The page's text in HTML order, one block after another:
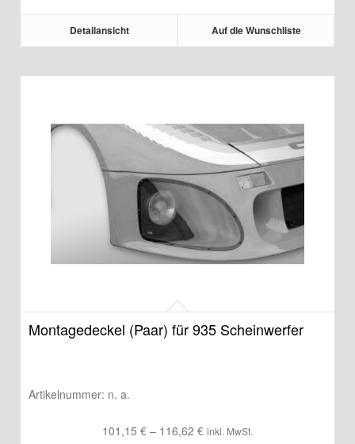
Detailansicht Auf die Wunschliste
Montagedeckel (Paar) für 935 Scheinwerfer
Artikelnummer: n. a.
101,15 € – 116,62 €Preisspanne:
inkl. MwSt.